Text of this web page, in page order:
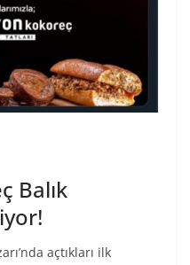
Balık
açtıkları ilk